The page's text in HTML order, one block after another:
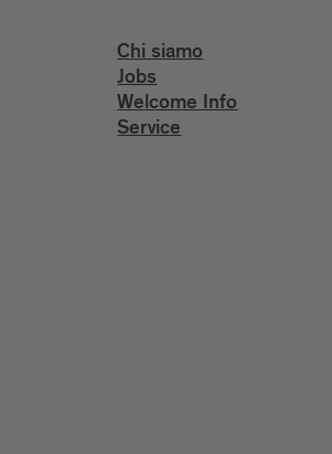
Chi siamo
Jobs
Welcome Info
Service